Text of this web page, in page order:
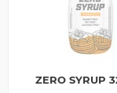
ZERO SYRUP